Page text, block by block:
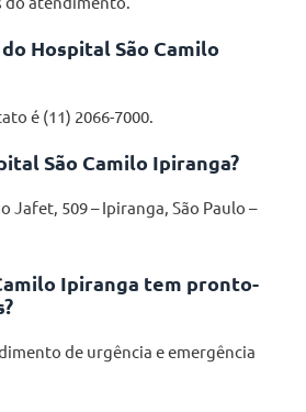
Hospital São Camilo
é (11) 2066-7000.
São Camilo Ipiranga?
Jafet, 509 – Ipiranga, São Paulo –
Ipiranga tem pronto-
de urgência e emergência